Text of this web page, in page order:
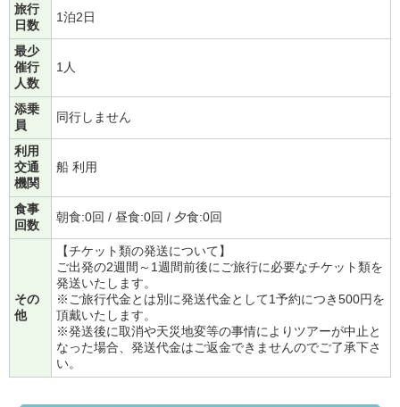
旅行
日数
1泊2日
最少
催行
人数
1人
添乗
員
同行しません
利用
交通
機関
船 利用
食事
回数
朝食:0回 / 昼食:0回 / 夕食:0回
その
他
【チケット類の発送について】
ご出発の2週間～1週間前後にご旅行に必要なチケット類を
発送いたします。
※ご旅行代金とは別に発送代金として1予約につき500円を
頂戴いたします。
※発送後に取消や天災地変等の事情によりツアーが中止と
なった場合、発送代金はご返金できませんのでご了承下さ
い。